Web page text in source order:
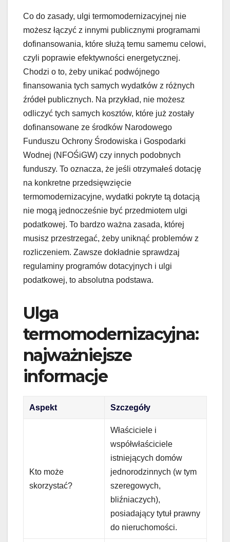
Co do zasady, ulgi termomodernizacyjnej nie
możesz łączyć z innymi publicznymi programami
dofinansowania, które służą temu samemu celowi,
czyli poprawie efektywności energetycznej.
Chodzi o to, żeby unikać podwójnego
finansowania tych samych wydatków z różnych
źródeł publicznych. Na przykład, nie możesz
odliczyć tych samych kosztów, które już zostały
dofinansowane ze środków Narodowego
Funduszu Ochrony Środowiska i Gospodarki
Wodnej (NFOŚiGW) czy innych podobnych
funduszy. To oznacza, że jeśli otrzymałeś dotację
na konkretne przedsięwzięcie
termomodernizacyjne, wydatki pokryte tą dotacją
nie mogą jednocześnie być przedmiotem ulgi
podatkowej. To bardzo ważna zasada, której
musisz przestrzegać, żeby uniknąć problemów z
rozliczeniem. Zawsze dokładnie sprawdzaj
regulaminy programów dotacyjnych i ulgi
podatkowej, to absolutna podstawa.
Ulga
termomodernizacyjna:
najważniejsze
informacje
Aspekt Szczegóły
Kto może
skorzystać?
Właściciele i
współwłaściciele
istniejących domów
jednorodzinnych (w tym
szeregowych,
bliźniaczych),
posiadający tytuł prawny
do nieruchomości.